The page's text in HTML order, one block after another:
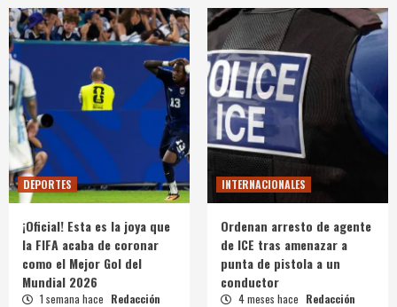
DEPORTES
¡Oficial! Esta es la joya que
la FIFA acaba de coronar
como el Mejor Gol del
Mundial 2026
1 semana hace Redacción
INTERNACIONALES
Ordenan arresto de agente
de ICE tras amenazar a
punta de pistola a un
conductor
4 meses hace Redacción